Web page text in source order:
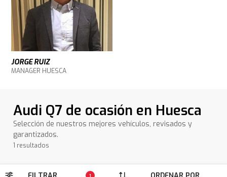
JORGE RUIZ
MANAGER HUESCA
Audi Q7 de ocasión en Huesca
Selección de nuestros mejores vehículos, revisados y
garantizados.
1 resultados
1